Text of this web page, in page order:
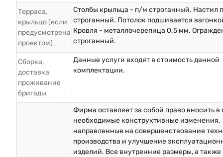
Терраса,
крыльцо (если
предусмотрена
проектом)
Столбы крыльца - п/м строганный. Настил
строганный. Потолок подшивается
Кровля - металлочерепица 0.5 мм.
строганный.
Сборка,
доставка
проживание
бригады
Данные услуги входят в стоимость данной
комплектации.
Фирма оставляет за собой право вносить в
необходимые конструктивные изменения,
направленные на совершенствование
производства и улучшение
изделий. Все внутренние размеры, а также